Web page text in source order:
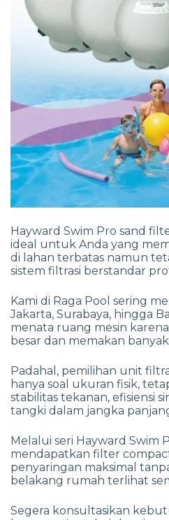
Hayward Swim Pro sand
ideal untuk Anda yang
di lahan terbatas namun
sistem filtrasi berstandar
Kami di Raga Pool sering
Jakarta, Surabaya, hingga
menata ruang mesin
besar dan memakan
Padahal, pemilihan unit
hanya soal ukuran fisik,
stabilitas tekanan, efisiensi
tangki dalam jangka
Melalui seri Hayward Swim
mendapatkan filter
penyaringan maksimal
belakang rumah terlihat
Segera konsultasikan